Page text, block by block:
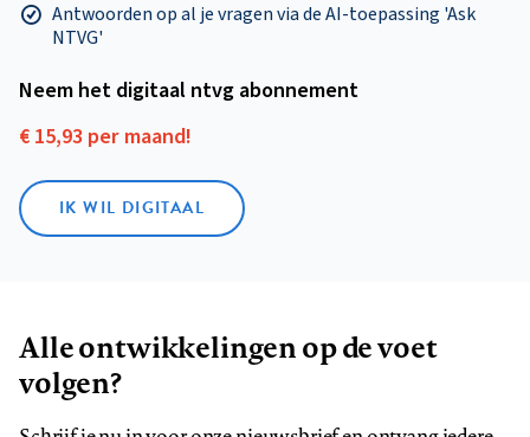
Antwoorden op al je vragen via de AI-toepassing 'Ask
NTVG'
Neem het digitaal ntvg abonnement
€ 15,93 per maand!
IK WIL DIGITAAL
Alle ontwikkelingen op de voet
volgen?